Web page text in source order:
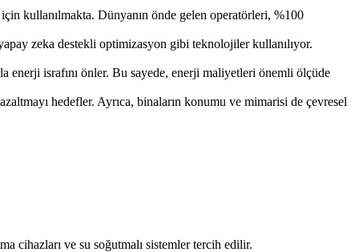
kullanılmakta. Dünyanın önde gelen operatörleri, %100
zeka destekli optimizasyon gibi teknolojiler kullanılıyor.
enerji israfını önler. Bu sayede, enerji maliyetleri önemli ölçüde
hedefler. Ayrıca, binaların konumu ve mimarisi de çevresel
cihazları ve su soğutmalı sistemler tercih edilir.